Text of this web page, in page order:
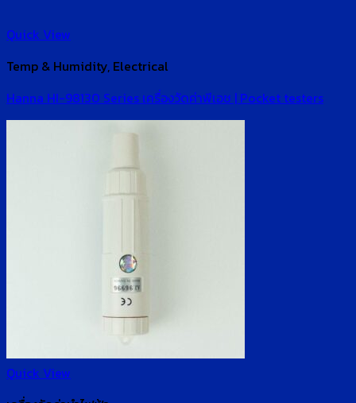
Quick View
Temp & Humidity, Electrical
Hanna HI-98130 Series เครื่องวัดค่าพีเอช | Pocket testers
Quick View